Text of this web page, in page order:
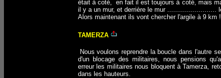
était à coté, en fait il est toujours à coté, mais
il y a un mur, et derrière le mur .........................
Alors maintenant ils vont chercher l'argile à 9 km !
TAMERZA
Nous voulons reprendre la boucle dans l'autre
d'un blocage des militaires, nous pensions
erreur les militaires nous bloquent à Tamerza,
dans les hauteurs.